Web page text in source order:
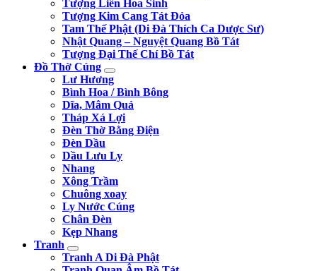
Tượng Liên Hoa Sinh
Tượng Kim Cang Tát Đỏa
Tam Thế Phật (Di Đà Thích Ca Dược Sư)
Nhật Quang – Nguyệt Quang Bồ Tát
Tượng Đại Thế Chí Bồ Tát
Đồ Thờ Cúng
Lư Hương
Bình Hoa / Bình Bông
Dĩa, Mâm Quả
Tháp Xá Lợi
Đèn Thờ Bằng Điện
Đèn Dầu
Dầu Lưu Ly
Nhang
Xông Trầm
Chuông xoay
Ly Nước Cúng
Chân Đèn
Kẹp Nhang
Tranh
Tranh A Di Đà Phật